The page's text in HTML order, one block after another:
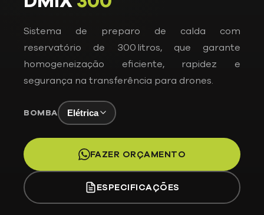
Sistema de preparo de calda com
reservatório de 300 litros, que garante
homogeneização eficiente, rapidez e
segurança na transferência para drones.
BOMBA Elétrica
FAZER ORÇAMENTO
ESPECIFICAÇÕES